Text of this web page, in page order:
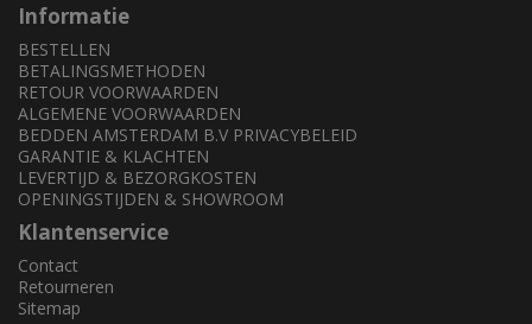
Informatie
BESTELLEN
BETALINGSMETHODEN
RETOUR VOORWAARDEN
ALGEMENE VOORWAARDEN
BEDDEN AMSTERDAM B.V PRIVACYBELEID
GARANTIE & KLACHTEN
LEVERTIJD & BEZORGKOSTEN
OPENINGSTIJDEN & SHOWROOM
Klantenservice
Contact
Retourneren
Sitemap